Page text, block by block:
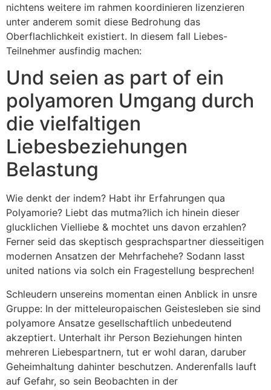
nichtens weitere im rahmen koordinieren lizenzieren
unter anderem somit diese Bedrohung das
Oberflachlichkeit existiert. In diesem fall Liebes-
Teilnehmer ausfindig machen:
Und seien as part of ein
polyamoren Umgang durch
die vielfaltigen
Liebesbeziehungen
Belastung
Wie denkt der indem? Habt ihr Erfahrungen qua
Polyamorie? Liebt das mutma?lich ich hinein dieser
glucklichen Vielliebe & mochtet uns davon erzahlen?
Ferner seid das skeptisch gesprachspartner diesseitigen
modernen Ansatzen der Mehrfachehe? Sodann lasst
united nations via solch ein Fragestellung besprechen!
Schleudern unsereins momentan einen Anblick in unsre
Gruppe: In der mitteleuropaischen Geistesleben sie sind
polyamore Ansatze gesellschaftlich unbedeutend
akzeptiert. Unterhalt ihr Person Beziehungen hinten
mehreren Liebespartnern, tut er wohl daran, daruber
Geheimhaltung dahinter beschutzen. Anderenfalls lauft
auf Gefahr, so sein Beobachten in der